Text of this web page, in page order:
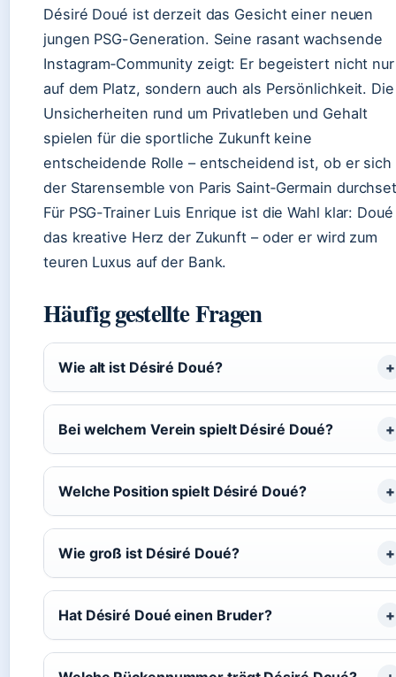
Désiré Doué ist derzeit das Gesicht einer neuen
jungen PSG-Generation. Seine rasant wachsende
Instagram‑Community zeigt: Er begeistert nicht nur
auf dem Platz, sondern auch als Persönlichkeit. Die
Unsicherheiten rund um Privatleben und Gehalt
spielen für die sportliche Zukunft keine
entscheidende Rolle – entscheidend ist, ob er sich
der Starensemble von Paris Saint‑Germain
Für PSG-Trainer Luis Enrique ist die Wahl klar:
das kreative Herz der Zukunft – oder er wird zum
teuren Luxus auf der Bank.
Häufig gestellte Fragen
Wie alt ist Désiré Doué?
Bei welchem Verein spielt Désiré Doué?
Welche Position spielt Désiré Doué?
Wie groß ist Désiré Doué?
Hat Désiré Doué einen Bruder?